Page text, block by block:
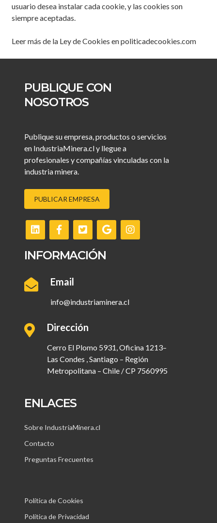
usuario desea instalar cada cookie, y las cookies son
siempre aceptadas.
Leer más de la Ley de Cookies enpoliticadecookies.com
PUBLIQUE CON
NOSOTROS
Publique su empresa, productos o servicios
en IndustriaMinera.cl y llegue a
profesionales y compañías vinculadas con la
industria minera.
PUBLICAR EMPRESA
INFORMACIÓN
Email
info@industriaminera.cl
Dirección
Cerro El Plomo 5931, Oficina 1213–
Las Condes , Santiago – Región
Metropolitana – Chile / CP 7560995
ENLACES
Sobre IndustriaMinera.cl
Contacto
Preguntas Frecuentes
Política de Cookies
Política de Privacidad